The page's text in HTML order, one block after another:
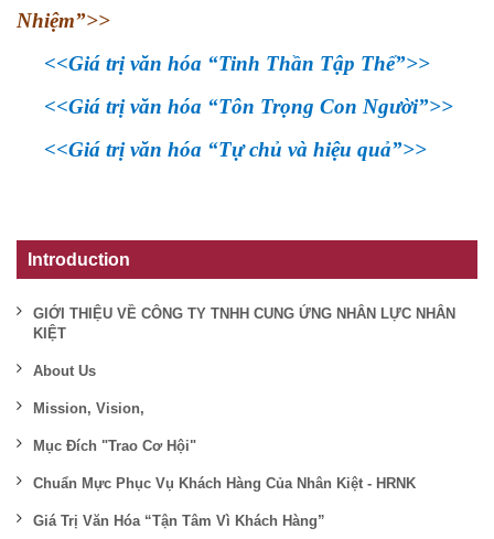
Nhiệm”>>
<<Giá trị văn hóa “Tinh Thần Tập Thể”>>
<<Giá trị văn hóa “Tôn Trọng Con Người”>>
<<Giá trị văn hóa “Tự chủ và hiệu quả”>>
Introduction
GIỚI THIỆU VỀ CÔNG TY TNHH CUNG ỨNG NHÂN LỰC NHÂN
KIỆT
About Us
Mission, Vision,
Mục Đích "Trao Cơ Hội"
Chuẩn Mực Phục Vụ Khách Hàng Của Nhân Kiệt - HRNK
Giá Trị Văn Hóa “Tận Tâm Vì Khách Hàng”